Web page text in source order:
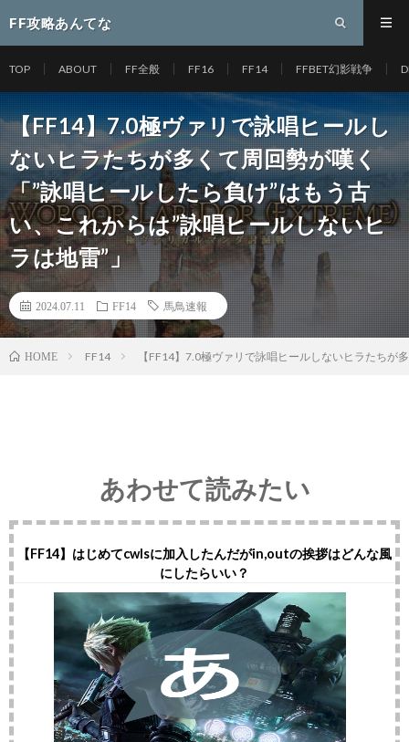
FF攻略あんてな
TOP ABOUT FF全般 FF16 FF14 FFBET幻影戦争
【FF14】7.0極ヴァリで詠唱ヒールし
ないヒラたちが多くて周回勢が嘆く
「”詠唱ヒールしたら負け”はもう古
い、これからは”詠唱ヒールしないヒ
ラは地雷”」
2024.07.11 FF14 馬鳥速報
HOME FF14 【FF14】7.0極ヴァリで詠唱ヒールしないヒラたちが
あわせて読みたい
【FF14】はじめてcwlsに加入したんだがin,outの挨拶はどんな風
にしたらいい？